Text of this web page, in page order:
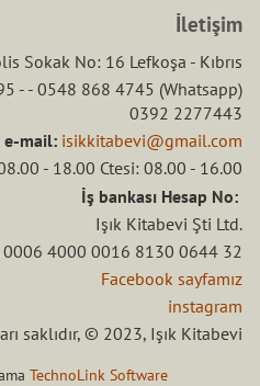
İletişim
Sokak No: 16 Lefkoşa - Kıbrıs
- - 0548 868 4745 (Whatsapp)
0392 2277443
e-mail: isikkitabevi@gmail.com
- 18.00 Ctesi: 08.00 - 16.00
İş bankası Hesap No:
Işık Kitabevi Şti Ltd.
0006 4000 0016 8130 0644 32
Facebook sayfamız
instagram
saklıdır, © 2023, Işık Kitabevi
TechnoLink Software